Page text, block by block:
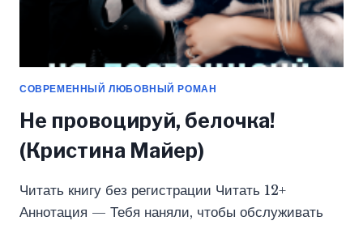
СОВРЕМЕННЫЙ ЛЮБОВНЫЙ РОМАН
Не провоцируй, белочка!
(Кристина Майер)
Читать книгу без регистрации Читать 12+
Аннотация — Тебя наняли, чтобы обслуживать